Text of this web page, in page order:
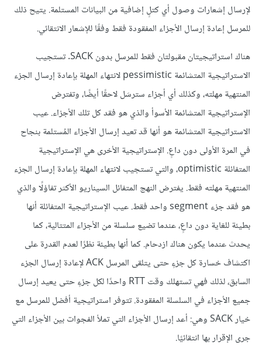
لإرسال إشعارات وصول أي كتلٍ إضافية من البيانات المستلمة. يتيح ذلك
للمرسل إعادة إرسال الأجزاء المفقودة فقط وفقًا للإشعار الانتقائي.
هناك استراتيجيتان مقبولتان فقط للمرسل بدون SACK. تستجيب
الاستراتيجية المتشائمة pessimistic لانتهاء المهلة بإعادة إرسال الجزء
المنتهية مهلته، وكذلك أي أجزاء سترسَل لاحقًا أيضًا، وتفترض
الإستراتيجية المتشائمة الأسوأ والذي هو فقد كل تلك الأجزاء. عيب
الاستراتيجية المتشائمة هو أنها قد تعيد إرسال الأجزاء المُستلمة بنجاح
في المرة الأولى دون داعٍ. الإستراتيجية الأخرى هي الإستراتيجية
المتفائلة optimistic، والتي تستجيب لانتهاء المهلة بإعادة إرسال الجزء
المنتهية مهلته فقط. يفترض النهج المتفائل السيناريو الأكثر تفاؤلًا والذي
هو فقد جزء segment واحد فقط. عيب الإستراتيجية المتفائلة أنها
بطيئة للغاية دون داعٍ، عندما تضيع سلسلة من الأجزاء المتتالية، كما
يحدث عندما يكون هناك ازدحام. كما أنها بطيئة نظرًا لعدم القدرة على
اكتشاف خسارة كل جزءٍ حتى يتلقى المرسل ACK لإعادة إرسال الجزء
السابق، لذلك فهي تستهلك وقت RTT واحدًا لكل جزءٍ حتى يعيد إرسال
جميع الأجزاء في السلسلة المفقودة. تتوفر استراتيجية أفضل للمرسل مع
خيار SACK وهي: أعد إرسال الأجزاء التي تملأ الفجوات بين الأجزاء التي
جرى الإقرار بها انتقائيًا.